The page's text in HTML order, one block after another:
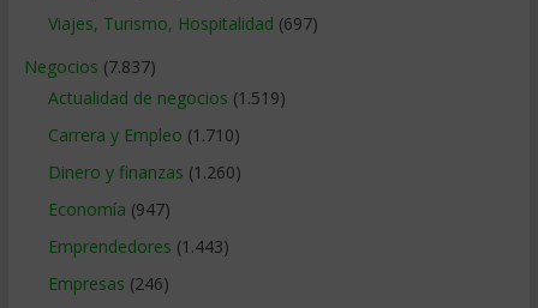
Viajes, Turismo, Hospitalidad (697)
Negocios (7.837)
Actualidad de negocios (1.519)
Carrera y Empleo (1.710)
Dinero y finanzas (1.260)
Economía (947)
Emprendedores (1.443)
Empresas (246)